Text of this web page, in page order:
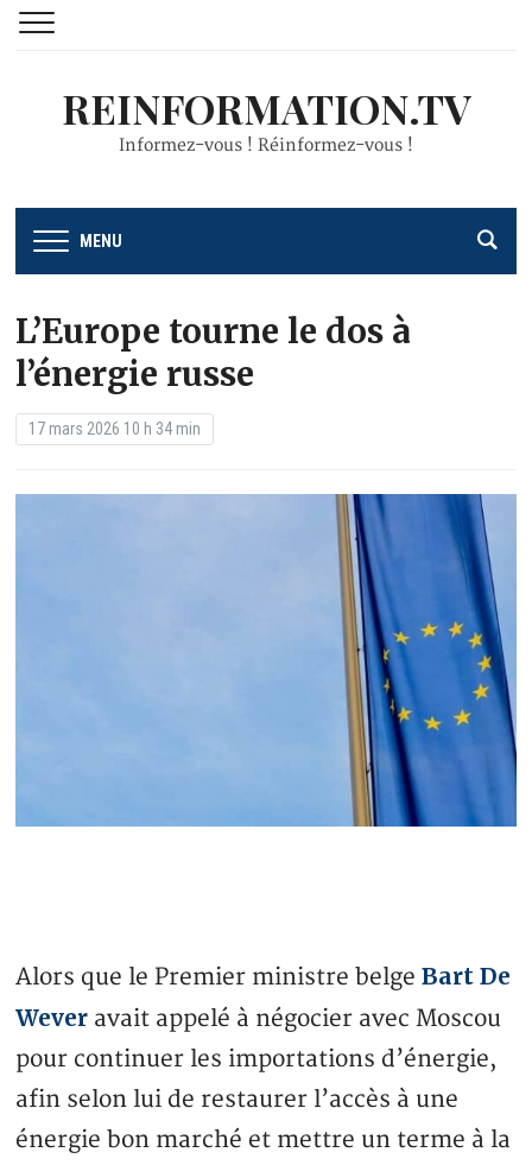
REINFORMATION.TV
Informez-vous ! Réinformez-vous !
MENU
L’Europe tourne le dos à
l’énergie russe
17 mars 2026 10 h 34 min
Alors que le Premier ministre belgeBart De
Wever avait appelé à négocier avec Moscou
pour continuer les importations d’énergie,
afin selon lui de restaurer l’accès à une
énergie bon marché et mettre un terme à la